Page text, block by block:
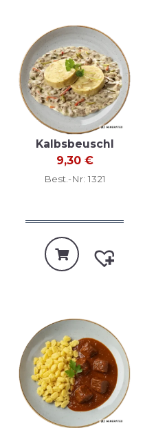
Kalbsbeuschl
9,30 €
Best.-Nr: 1321